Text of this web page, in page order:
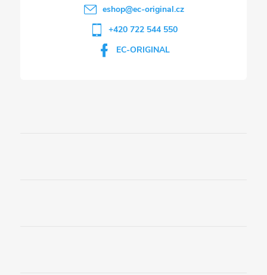
eshop@ec-original.cz
+420 722 544 550
EC-ORIGINAL